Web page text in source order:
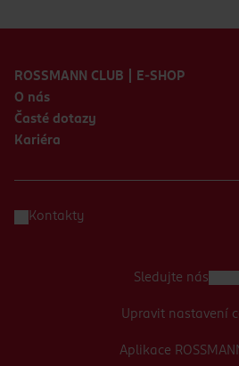
ROSSMANN CLUB | E-SHOP
O nás
Časté dotazy
Kariéra
Kontakty
Aplikace
Sledujte nás
Upravit nastavení